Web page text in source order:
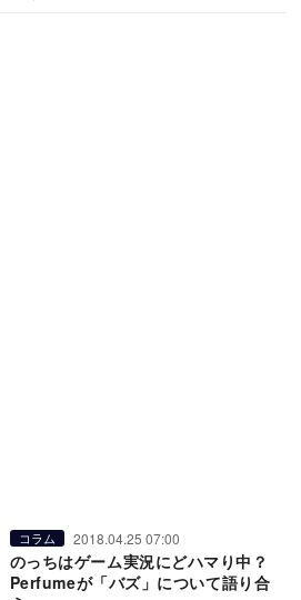
コラム 2018.04.25 07:00
のっちはゲーム実況にどハマり中？
Perfumeが「バズ」について語り合